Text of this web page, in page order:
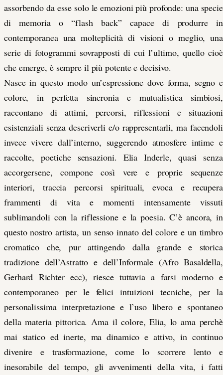
assorbendo da esse solo le emozioni più profonde: una specie
di memoria o “flash back” capace di produrre in
contemporanea una molteplicità di visioni o meglio, una
serie di fotogrammi sovrapposti di cui l’ultimo, quello cioè
che emerge, è sempre il più potente e decisivo.
Nasce in questo modo un’espressione dove forma, segno e
colore, in perfetta sincronia e mutualistica simbiosi,
raccontano di attimi, percorsi, riflessioni e situazioni
esistenziali senza descriverli e/o rappresentarli, ma facendoli
invece vivere dall’interno, suggerendo atmosfere intime e
raccolte, poetiche sensazioni. Elia Inderle, quasi senza
accorgersene, compone così vere e proprie sequenze
interiori, traccia percorsi spirituali, evoca e recupera
frammenti di vita e momenti intensamente vissuti
sublimandoli con la riflessione e la poesia. C’è ancora, in
questo nostro artista, un senso innato del colore e un timbro
cromatico che, pur attingendo dalla grande e storica
tradizione dell’Astratto e dell’Informale (Afro Basaldella,
Gerhard Richter ecc), riesce tuttavia a farsi moderno e
contemporaneo per le felici intuizioni tecniche, per la
personalissima interpretazione e l’uso libero e spontaneo
della materia pittorica. Ama il colore, Elia, lo ama perchè
mai statico ed inerte, ma dinamico e attivo, in continuo
divenire e trasformazione, come lo scorrere lento e
inesorabile del tempo, gli avvenimenti della vita, i fatti